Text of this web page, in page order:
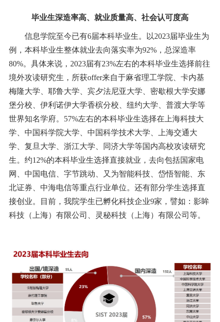
毕业生深造率高、就业质量高、社会认可度高
信息学院至今已有6届本科毕业生。以2023届毕业生为
例，本科毕业生整体就业去向落实率为92%，总深造率
80%。具体来说，2023届有23%左右的本科毕业生选择前往
境外攻读研究生，所获offer来自于麻省理工学院、卡内基
梅隆大学、耶鲁大学、宾夕法尼亚大学、密歇根大学安娜
堡分校、伊利诺伊大学香槟分校、纽约大学、普渡大学等
世界知名学府。57%左右的本科毕业生选择在上海科技大
学、中国科学院大学、中国科学技术大学、上海交通大
学、复旦大学、浙江大学、同济大学等国内高校攻读研究
生。约12%的本科毕业生选择直接就业，去向包括国家电
网、中国电信、字节跳动、又为智能科技、岱悟智能、东
北证券、中海电信等重点行业单位。还有部分学生选择直
接创业。目前，我院学生已孵化科技企业9家，譬如：影眸
科技（上海）有限公司、灵秘科技（上海）有限公司等。